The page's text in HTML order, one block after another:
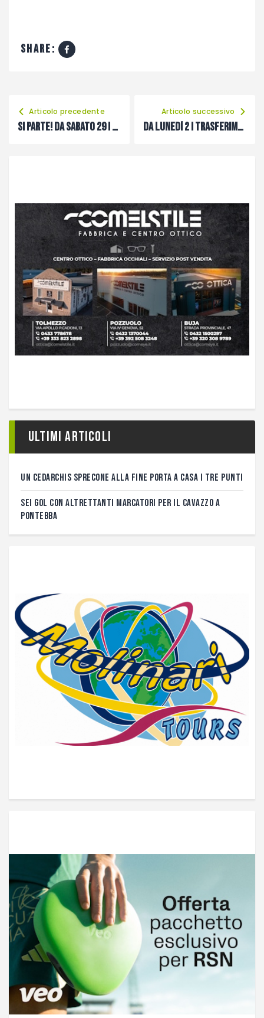
share:
Articolo precedente
Si parte! Da sabato 29 i primi allenamenti per la nuova stagione
Articolo successivo
Da lunedì 2 i trasferimenti di calciatori fra le società del Carnico
Ultimi articoli
UN CEDARCHIS SPRECONE ALLA FINE PORTA A CASA I TRE PUNTI
SEI GOL CON ALTRETTANTI MARCATORI PER IL CAVAZZO A
PONTEBBA